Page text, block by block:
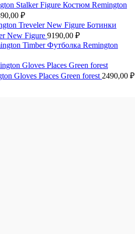
Костюм Remington
₽
Ботинки
New Figure 9190,00 ₽
Футболка Remington
Gloves Places Green forest 2490,00 ₽